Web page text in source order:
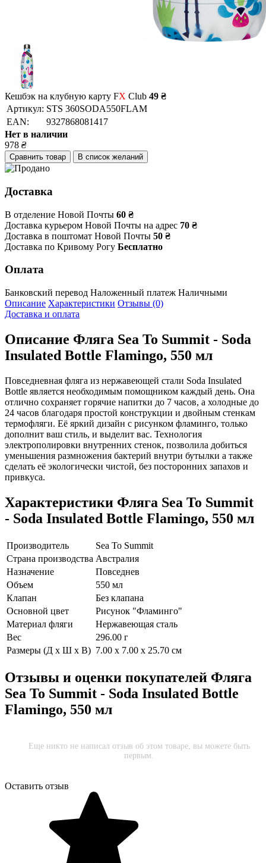
Кешбэк на клубную карту FX Club 49 ₴
Артикул: STS 360SODA550FLAM
EAN:
9327868081417
Нет в наличии
978 ₴
Сравнить товар В список желаний
Доставка
В отделение Новой Почты 60 ₴
Доставка курьером Новой Почты на адрес 70 ₴
Доставка в поштомат Новой Почты 50 ₴
Доставка по Кривому Рогу Бесплатно
Оплата
Банковский перевод Наложенный платеж Наличными
Описание Характеристики Отзывы (0)
Доставка и оплата
Описание Фляга Sea To Summit - Soda
Insulated Bottle Flamingo, 550 мл
Повседневная фляга из нержавеющей стали Soda Insulated
Bottle является необходимым помощником каждый день. Она
отлично сохраняет горячие напитки до 7 часов, а холодные до
24 часов благодаря простой конструкции и двойным стенкам
термофляги. Её яркий дизайн с рисунком фламинго, только
дополнит ваш стиль, и выделит вас. Технология
электрополировки внутренних стенок, позволила добиться
уменьшения размножения бактерий внутри бутылки а также
сделать её экологически чистой, без посторонних запахов и
привкуса.
Характеристики Фляга Sea To Summit
- Soda Insulated Bottle Flamingo, 550 мл
Производитель
Sea To Summit
Страна производства Австралия
Назначение
Повседнев
Объем
550 мл
Клапан
Без клапана
Основной цвет
Рисунок "Фламинго"
Материал фляги
Нержавеющая сталь
Вес
296.00 г
Размеры (Д х Ш х В) 7.00 x 7.00 x 25.70 см
Отзывы и оценки покупателей Фляга
Sea To Summit - Soda Insulated Bottle
Flamingo, 550 мл
Еще никто не написал отзыв об этом товаре, вы можете быть
первым.
Оставить отзыв